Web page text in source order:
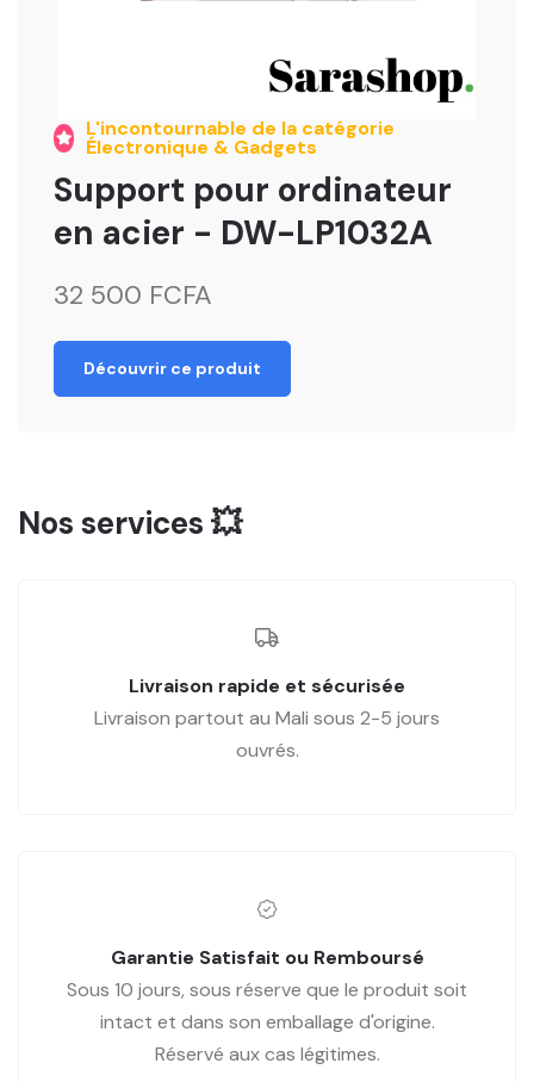
L'incontournable de la catégorie
Électronique & Gadgets
Support pour ordinateur
en acier - DW-LP1032A
32 500 FCFA
Découvrir ce produit
Nos services 💥
Livraison rapide et sécurisée
Livraison partout au Mali sous 2-5 jours
ouvrés.
Garantie Satisfait ou Remboursé
Sous 10 jours, sous réserve que le produit soit
intact et dans son emballage d'origine.
Réservé aux cas légitimes.